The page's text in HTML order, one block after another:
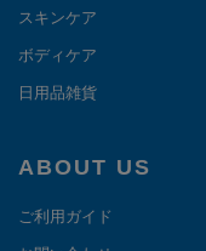
スキンケア
ボディケア
日用品雑貨
ABOUT US
ご利用ガイド